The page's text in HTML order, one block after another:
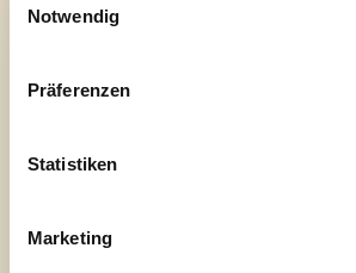
von der Cookie-Erklärung auf unserer
Notwendig
Präferenzen
Statistiken
Marketing